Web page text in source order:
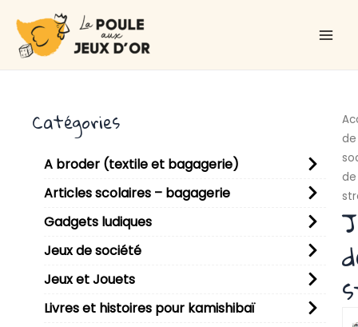
contenu
Catégories
A broder (textile et bagagerie)
Articles scolaires – bagagerie
Gadgets ludiques
Jeux de société
Jeux et Jouets
Livres et histoires pour kamishibaï
de
de